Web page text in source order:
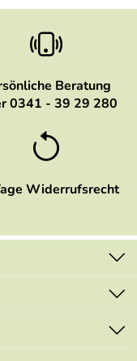
Beratung
0341 - 39 29 280
Widerrufsrecht